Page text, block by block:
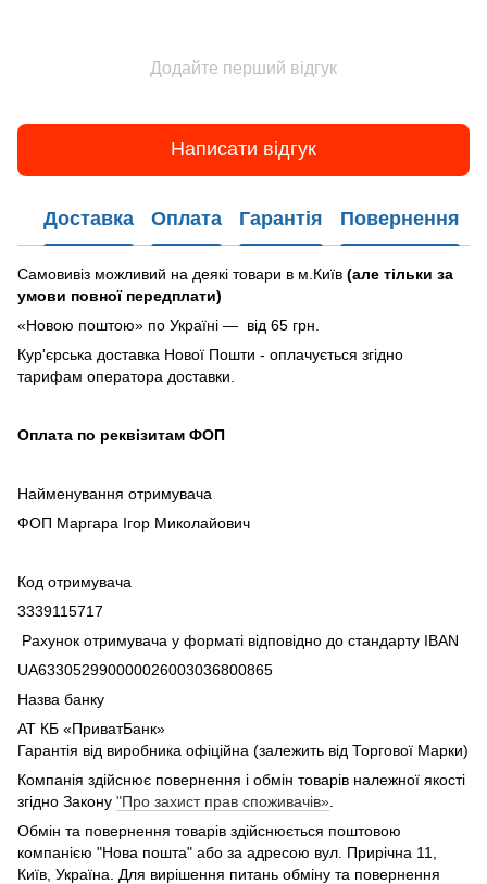
Додайте перший відгук
Написати відгук
Доставка Оплата Гарантія Повернення
Самовивіз можливий на деякі товари в м.Київ (але тільки за
умови повної передплати)
«Новою поштою» по Україні — від 65 грн.
Кур'єрська доставка Нової Пошти - оплачується згідно
тарифам оператора доставки.
Оплата по реквізитам ФОП
Найменування отримувача
ФОП Маргара Ігор Миколайович
Код отримувача
3339115717
Рахунок отримувача у форматі відповідно до стандарту IBAN
UA633052990000026003036800865
Назва банку
АТ КБ «ПриватБанк»
Гарантія від виробника офіційна (залежить від Торгової Марки)
Компанія здійснює повернення і обмін товарів належної якості
згідно Закону "Про захист прав споживачів»
Обмін та повернення товарів здійснюється поштовою
компанією "Нова пошта" або за адресою вул. Прирічна 11,
Київ, Україна. Для вирішення питань обміну та повернення